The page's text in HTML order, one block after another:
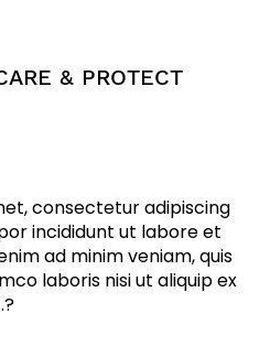
& PROTECT
consectetur adipiscing
incididunt ut labore et
ad minim veniam, quis
laboris nisi ut aliquip ex